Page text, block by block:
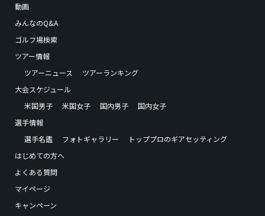
動画
みんなのQ&A
ゴルフ場検索
ツアー情報
ツアーニュース
ツアーランキング
大会スケジュール
米国男子
米国女子 国内男子
国内女子
選手情報
選手名鑑
フォトギャラリー
トッププロのギアセッティング
はじめての方へ
よくある質問
マイページ
キャンペーン